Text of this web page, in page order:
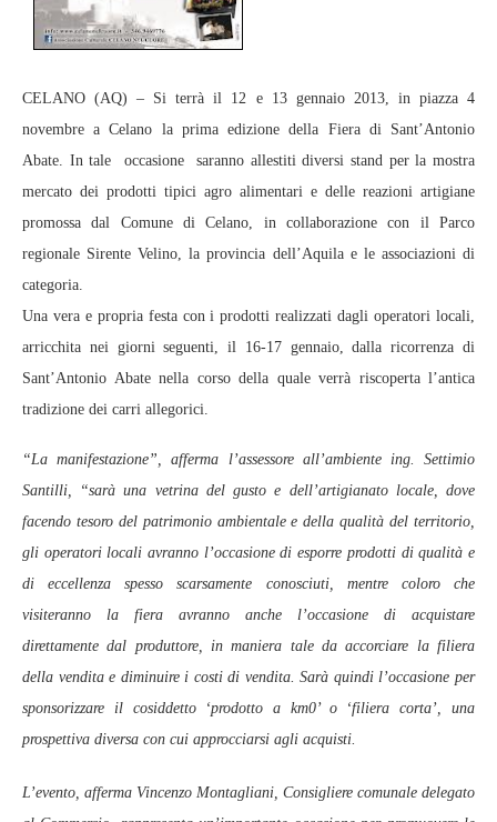
CELANO (AQ) – Si terrà il 12 e 13 gennaio 2013, in piazza 4
novembre a Celano la prima edizione della Fiera di Sant’Antonio
Abate. In tale occasione saranno allestiti diversi stand per la mostra
mercato dei prodotti tipici agro alimentari e delle reazioni artigiane
promossa dal Comune di Celano, in collaborazione con il Parco
regionale Sirente Velino, la provincia dell’Aquila e le associazioni di
categoria.
Una vera e propria festa con i prodotti realizzati dagli operatori locali,
arricchita nei giorni seguenti, il 16-17 gennaio, dalla ricorrenza di
Sant’Antonio Abate nella corso della quale verrà riscoperta l’antica
tradizione dei carri allegorici.
“La manifestazione”, afferma l’assessore all’ambiente ing. Settimio
Santilli, “sarà una vetrina del gusto e dell’artigianato locale, dove
facendo tesoro del patrimonio ambientale e della qualità del territorio,
gli operatori locali avranno l’occasione di esporre prodotti di qualità e
di eccellenza spesso scarsamente conosciuti, mentre coloro che
visiteranno la fiera avranno anche l’occasione di acquistare
direttamente dal produttore, in maniera tale da accorciare la filiera
della vendita e diminuire i costi di vendita. Sarà quindi l’occasione per
sponsorizzare il cosiddetto ‘prodotto a km0’ o ‘filiera corta’, una
prospettiva diversa con cui approcciarsi agli acquisti.
L’evento, afferma Vincenzo Montagliani, Consigliere comunale delegato